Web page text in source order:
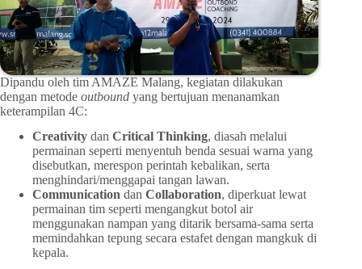
Dipandu oleh tim AMAZE Malang, kegiatan dilakukan
dengan metode outbound yang bertujuan menanamkan
keterampilan 4C:
Creativity dan Critical Thinking, diasah melalui
permainan seperti menyentuh benda sesuai warna yang
disebutkan, merespon perintah kebalikan, serta
menghindari/menggapai tangan lawan.
Communication dan Collaboration, diperkuat lewat
permainan tim seperti mengangkut botol air
menggunakan nampan yang ditarik bersama-sama serta
memindahkan tepung secara estafet dengan mangkuk di
kepala.